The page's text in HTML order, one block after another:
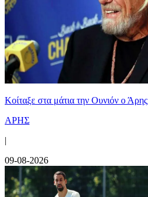
Κοίταξε στα μάτια την Ουνιόν ο Άρης
ΑΡΗΣ
|
09-08-2026